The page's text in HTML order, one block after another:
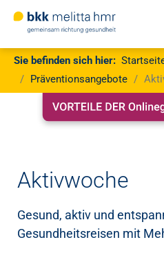
Zum Hauptinhalt springen
Jetzt
Mitglied
werden
Sie sind hier:
Sie befinden sich hier:
Präventionsangebote
Aktivwoche
Gesund, aktiv und
Gesundheitsreisen mit